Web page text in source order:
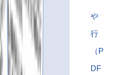
や
行
（P
DF